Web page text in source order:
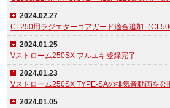
2024.02.27
CL250用ラジエターコアガード適合追加（
2024.01.25
Vストローム250SX フルエキ登録完了
2024.01.23
Vストローム250SX TYPE-SAの排気音動画を公
2024.01.05